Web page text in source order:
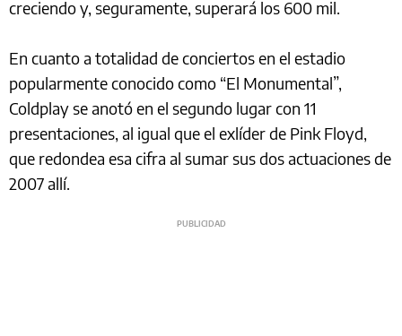
creciendo y, seguramente, superará los 600 mil.
En cuanto a totalidad de conciertos en el estadio
popularmente conocido como “El Monumental”,
Coldplay se anotó en el segundo lugar con 11
presentaciones, al igual que el exlíder de Pink Floyd,
que redondea esa cifra al sumar sus dos actuaciones de
2007 allí.